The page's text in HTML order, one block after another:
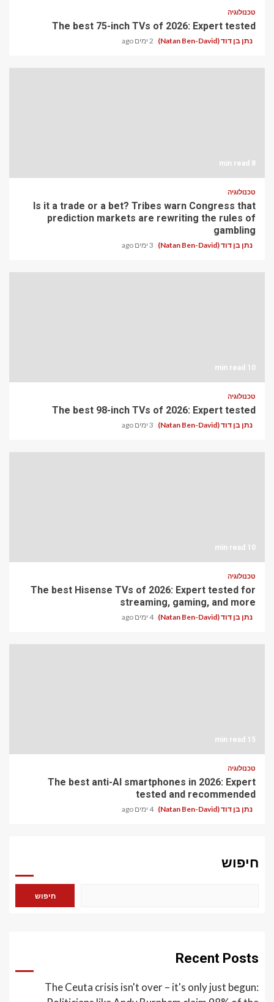
טכנולוגיה
The best 75-inch TVs of 2026: Expert tested
נתן בן דוד (Natan Ben-David) 2 ימים ago
8 min read
טכנולוגיה
Is it a trade or a bet? Tribes warn Congress that
prediction markets are rewriting the rules of
gambling
נתן בן דוד (Natan Ben-David) 3 ימים ago
10 min read
טכנולוגיה
The best 98-inch TVs of 2026: Expert tested
נתן בן דוד (Natan Ben-David) 3 ימים ago
10 min read
טכנולוגיה
The best Hisense TVs of 2026: Expert tested for
streaming, gaming, and more
נתן בן דוד (Natan Ben-David) 4 ימים ago
15 min read
טכנולוגיה
The best anti-AI smartphones in 2026: Expert
tested and recommended
נתן בן דוד (Natan Ben-David) 4 ימים ago
חיפוש
חיפוש
Recent Posts
The Ceuta crisis isn't over – it's only just begun: